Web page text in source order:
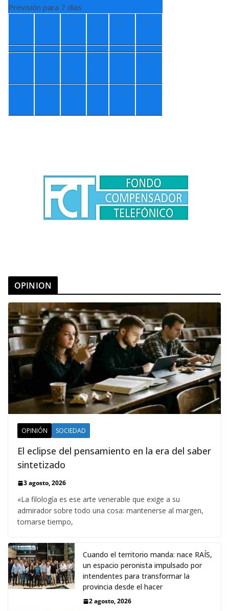
Previsión para 7 días
Do
m
Lun
Ma
r
Mi
é
Jue Vie
+1
7°
+1
4°
+1
3°
+9
°
+1
2°
+12
°
+5° +4° +4° +7
°
+8° +8°
OPINION
OPINIÓN SOCIEDAD
El eclipse del pensamiento en la era del saber
sintetizado
3 agosto, 2026
«La filología es ese arte venerable que exige a su
admirador sobre todo una cosa: mantenerse al margen,
tomarse tiempo,
Cuando el territorio manda: nace RAÍS,
un espacio peronista impulsado por
intendentes para transformar la
provincia desde el hacer
2 agosto, 2026